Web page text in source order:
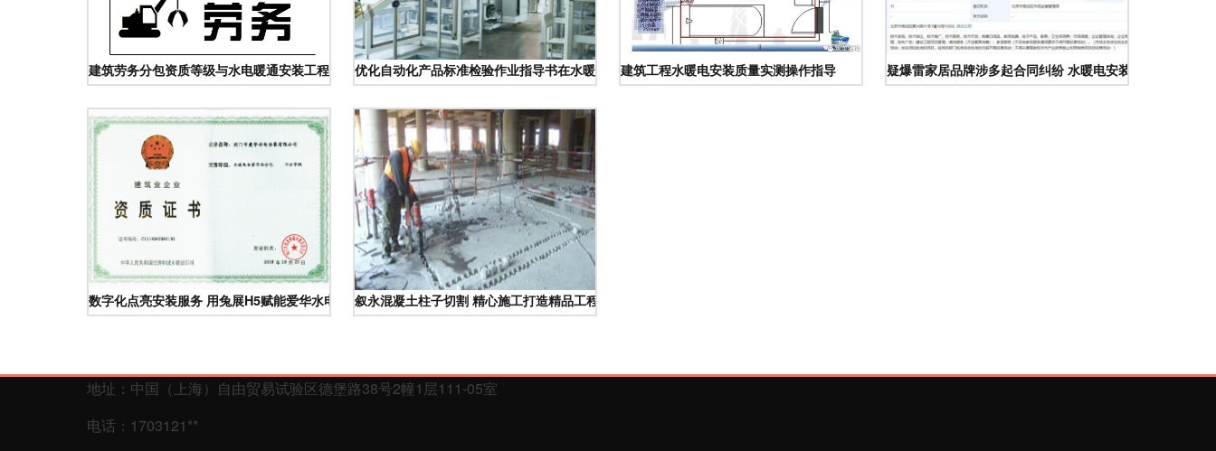
建筑劳务分包资质等级与水电暖通安装工程的承包作业资质探讨优化自动化产品标准检验作业指导书在水暖电安装建设工程中的作用
建筑工程水暖电安装质量实测操作指导 疑爆雷家居品牌涉多起合同纠纷 水暖电安装建设工程作业
数字化点亮安装服务 用兔展H5赋能爱华水电品牌叙永混凝土柱子切割 精心施工打造精品工程与水暖电安装的协同作业
地址：中国（上海）自由贸易试验区德堡路38号2幢1层111-05室
电话：1703121**